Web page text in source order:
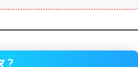
?